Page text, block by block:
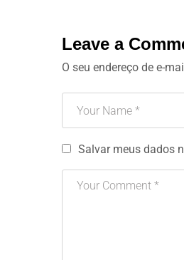
Leave a
O seu endereço de e-
Salvar meus dados